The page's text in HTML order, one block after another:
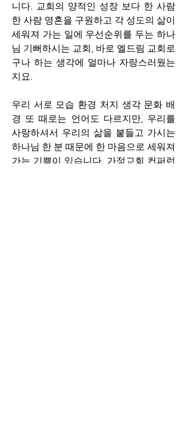
니다. 교회의 양적인 성장 보다 한 사람
한 사람 영혼을 구원하고 각 성도의 삶이
세워져 가는 일에 우선순위를 두는 하나
님 기뻐하시는 교회, 바로 엘드림 교회로
구나 하는 생각에 얼마나 자랑스러웠는
지요.
우리 서로 모습 환경 처지 생각 문화 배
경 또 때로는 언어도 다르지만, 우리를
사랑하셔서 우리의 삶을 붙들고 가시는
하나님 한 분 때문에 한 마음으로 세워져
가는 기쁨이 있습니다. 가정교회 컨퍼런